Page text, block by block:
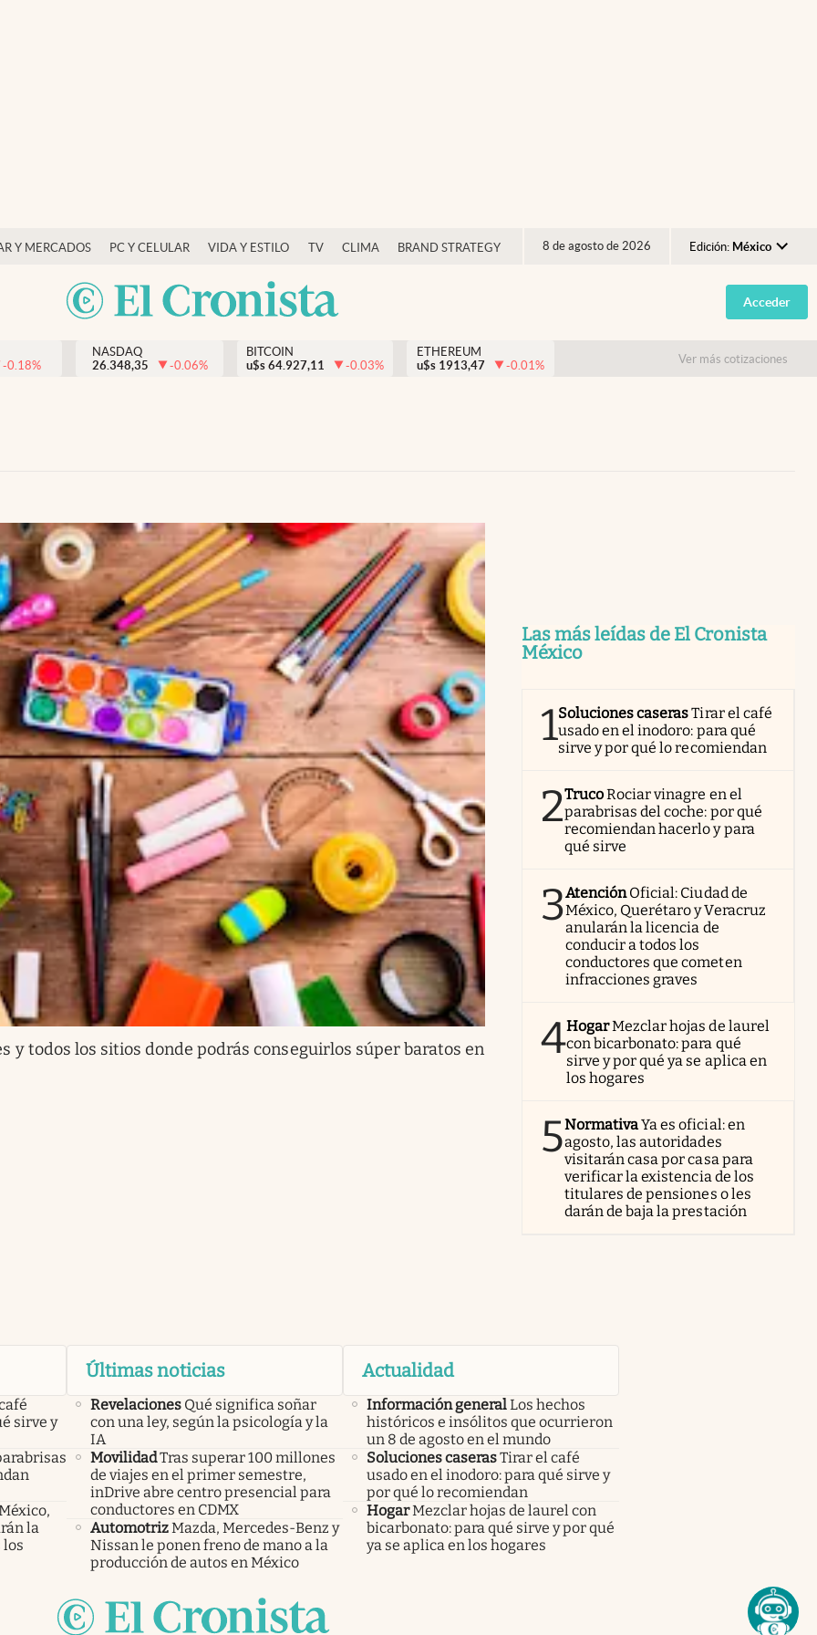
Y MERCADOS PC Y CELULAR VIDA Y ESTILO TV CLIMA BRAND STRATEGY 8 de agosto de 2026 Edición: México
Argentina
España
USA
Acceder
-0.18%
NASDAQ
26.348,35
-0.06%
BITCOIN
u$s 64.927,11 -0.03%
ETHEREUM
u$s 1913,47 -0.01% Ver más cotizaciones
y todos los sitios donde podrás conseguirlos súper baratos en
Las más leídas de El Cronista
México
1Soluciones caserasTirar el café
usado en el inodoro: para qué
sirve y por qué lo recomiendan
2TrucoRociar vinagre en el
parabrisas del coche: por qué
recomiendan hacerlo y para
qué sirve
3AtenciónOficial: Ciudad de
México, Querétaro y Veracruz
anularán la licencia de
conducir a todos los
conductores que cometen
infracciones graves
4HogarMezclar hojas de laurel
con bicarbonato: para qué
sirve y por qué ya se aplica en
los hogares
5NormativaYa es oficial: en
agosto, las autoridades
visitarán casa por casa para
verificar la existencia de los
titulares de pensiones o les
darán de baja la prestación
sirve y
la
los
Últimas noticias
Revelaciones Qué significa soñar
con una ley, según la psicología y la
IA
MovilidadTras superar 100 millones
de viajes en el primer semestre,
inDrive abre centro presencial para
conductores en CDMX
AutomotrizMazda, Mercedes-Benz y
Nissan le ponen freno de mano a la
producción de autos en México
Actualidad
Información generalLos hechos
históricos e insólitos que ocurrieron
un 8 de agosto en el mundo
Soluciones caserasTirar el café
usado en el inodoro: para qué sirve y
por qué lo recomiendan
HogarMezclar hojas de laurel con
bicarbonato: para qué sirve y por qué
ya se aplica en los hogares